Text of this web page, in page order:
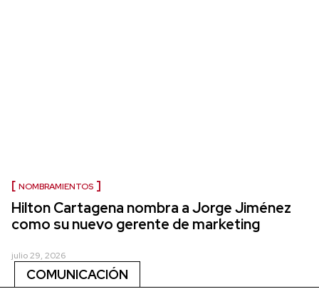
NOMBRAMIENTOS
Hilton Cartagena nombra a Jorge Jiménez
como su nuevo gerente de marketing
julio 29, 2026
COMUNICACIÓN